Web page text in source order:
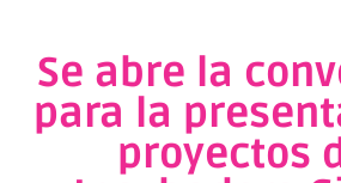
Se abre la
para la
proyectos